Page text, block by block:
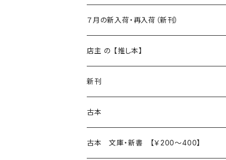
新入荷
再入荷
７月の新入荷・再入荷（新刊）
新入荷
再入荷
店主 の 【推し本】
新刊
本 の あれこれ
読書のこと
文芸
古本
本 の あれこれ
古本 文庫・新書 【￥200～400】